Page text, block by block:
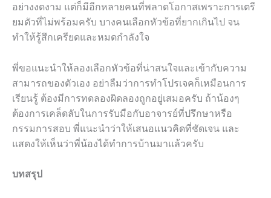
อย่างงดงาม แต่ก็มีอีกหลายคนที่พลาดโอกาสเพราะการเตรี
ยมตัวที่ไม่พร้อมครับ บางคนเลือกหัวข้อที่ยากเกินไป จน
ทำให้รู้สึกเครียดและหมดกำลังใจ
พี่ขอแนะนำให้ลองเลือกหัวข้อที่น่าสนใจและเข้ากับความ
สามารถของตัวเอง อย่าลืมว่าการทำโปรเจคก็เหมือนการ
เรียนรู้ ต้องมีการทดลองผิดลองถูกอยู่เสมอครับ ถ้าน้องๆ
ต้องการเคล็ดลับในการรับมือกับอาจารย์ที่ปรึกษาหรือ
กรรมการสอบ พี่แนะนำว่าให้เสนอแนวคิดที่ชัดเจน และ
แสดงให้เห็นว่าพี่น้องได้ทำการบ้านมาแล้วครับ
บทสรุป